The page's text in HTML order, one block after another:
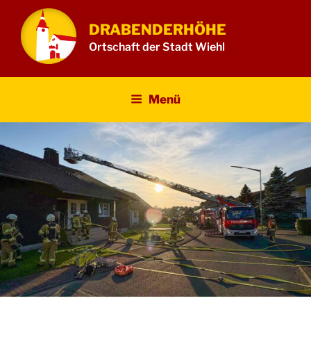
Inhalt
springen
DRABENDERHÖHE
Ortschaft der Stadt Wiehl
Menü